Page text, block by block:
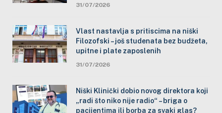
31/07/2026
Vlast nastavlja s pritiscima na niški
Filozofski – još studenata bez budžeta,
upitne i plate zaposlenih
31/07/2026
Niški Klinički dobio novog direktora koji
„radi što niko nije radio“ – briga o
pacijentima ili borba za svaki glas?